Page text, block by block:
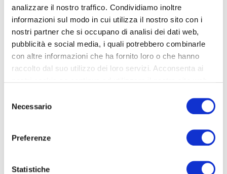
analizzare il nostro traffico. Condividiamo inoltre
informazioni sul modo in cui utilizza il nostro sito con i
nostri partner che si occupano di analisi dei dati web,
pubblicità e social media, i quali potrebbero combinarle
con altre informazioni che ha fornito loro o che hanno
raccolto dal suo utilizzo dei loro servizi. Acconsenta ai
delNecessario
Preferenze
Statistiche